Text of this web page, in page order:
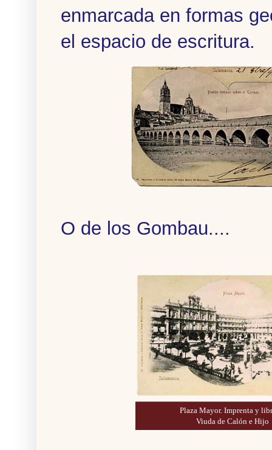
enmarcada en formas
el espacio de escritura.
O de los Gombau....
Plaza Mayor. Imprenta y
Viuda de Calón e Hijo